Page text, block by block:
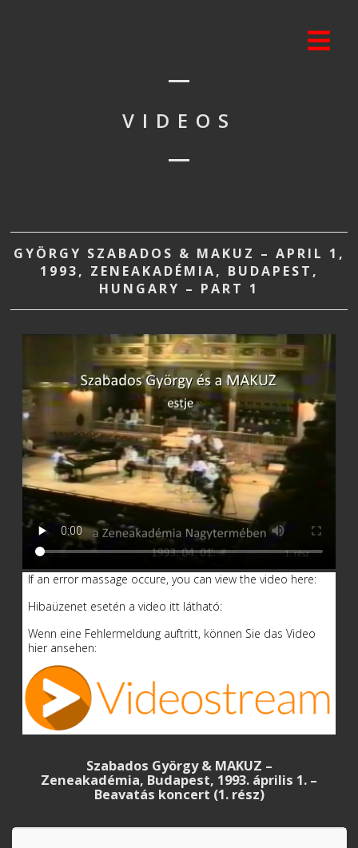
VIDEOS
GYÖRGY SZABADOS & MAKUZ – APRIL 1,
1993, ZENEAKADÉMIA, BUDAPEST,
HUNGARY – PART 1
If an error massage occure, you can view the video here:
Hibaüzenet esetén a video itt látható:
Wenn eine Fehlermeldung auftritt, können Sie das Video
hier ansehen:
Szabados György & MAKUZ –
Zeneakadémia, Budapest, 1993. április 1. –
Beavatás koncert (1. rész)